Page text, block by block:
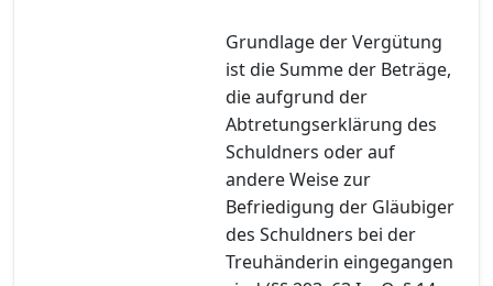
Grundlage der Vergütung
ist die Summe der Beträge,
die aufgrund der
Abtretungserklärung des
Schuldners oder auf
andere Weise zur
Befriedigung der Gläubiger
des Schuldners bei der
Treuhänderin eingegangen